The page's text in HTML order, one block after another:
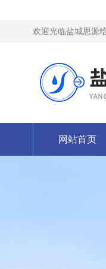
欢迎光临盐城思源
网站首页